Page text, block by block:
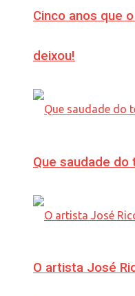
Cinco anos que
deixou!
Que saudade do
O artista José